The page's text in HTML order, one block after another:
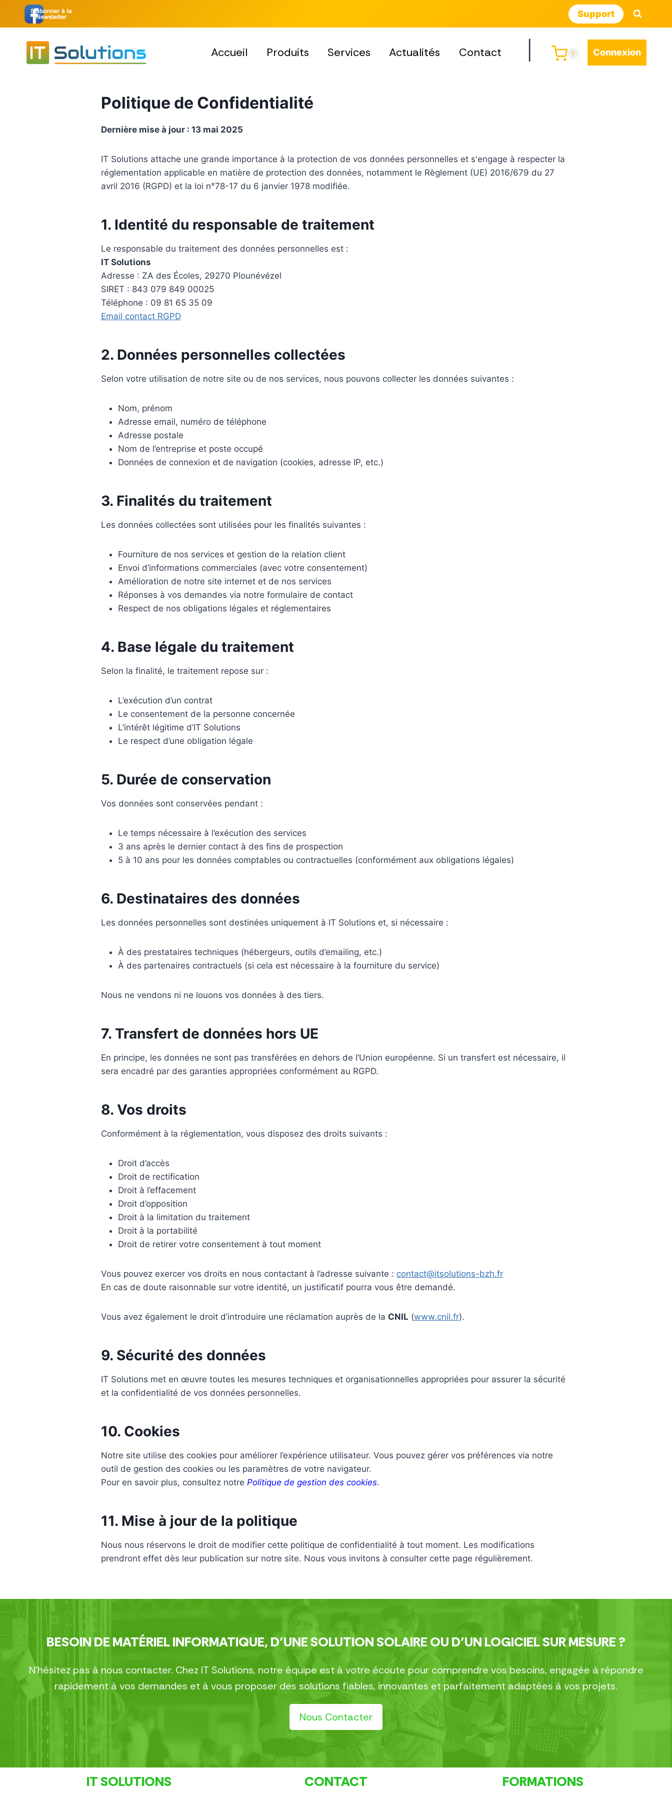
Support
Accueil Produits Services Actualités Contact 0 Connexion
Politique de Confidentialité
Dernière mise à jour : 13 mai 2025
IT Solutions attache une grande importance à la protection de vos données personnelles et s'engage à respecter la
réglementation applicable en matière de protection des données, notamment le Règlement (UE) 2016/679 du 27
avril 2016 (RGPD) et la loi n°78-17 du 6 janvier 1978 modifiée.
1. Identité du responsable de traitement
Le responsable du traitement des données personnelles est :
IT Solutions
Adresse : ZA des Écoles, 29270 Plounévézel
SIRET : 843 079 849 00025
Téléphone : 09 81 65 35 09
Email contact RGPD
2. Données personnelles collectées
Selon votre utilisation de notre site ou de nos services, nous pouvons collecter les données suivantes :
Nom, prénom
Adresse email, numéro de téléphone
Adresse postale
Nom de l’entreprise et poste occupé
Données de connexion et de navigation (cookies, adresse IP, etc.)
3. Finalités du traitement
Les données collectées sont utilisées pour les finalités suivantes :
Fourniture de nos services et gestion de la relation client
Envoi d’informations commerciales (avec votre consentement)
Amélioration de notre site internet et de nos services
Réponses à vos demandes via notre formulaire de contact
Respect de nos obligations légales et réglementaires
4. Base légale du traitement
Selon la finalité, le traitement repose sur :
L’exécution d’un contrat
Le consentement de la personne concernée
L’intérêt légitime d’IT Solutions
Le respect d’une obligation légale
5. Durée de conservation
Vos données sont conservées pendant :
Le temps nécessaire à l’exécution des services
3 ans après le dernier contact à des fins de prospection
5 à 10 ans pour les données comptables ou contractuelles (conformément aux obligations légales)
6. Destinataires des données
Les données personnelles sont destinées uniquement à IT Solutions et, si nécessaire :
À des prestataires techniques (hébergeurs, outils d’emailing, etc.)
À des partenaires contractuels (si cela est nécessaire à la fourniture du service)
Nous ne vendons ni ne louons vos données à des tiers.
7. Transfert de données hors UE
En principe, les données ne sont pas transférées en dehors de l’Union européenne. Si un transfert est nécessaire, il
sera encadré par des garanties appropriées conformément au RGPD.
8. Vos droits
Conformément à la réglementation, vous disposez des droits suivants :
Droit d’accès
Droit de rectification
Droit à l’effacement
Droit d’opposition
Droit à la limitation du traitement
Droit à la portabilité
Droit de retirer votre consentement à tout moment
Vous pouvez exercer vos droits en nous contactant à l’adresse suivante : contact@itsolutions-bzh.fr
En cas de doute raisonnable sur votre identité, un justificatif pourra vous être demandé.
Vous avez également le droit d’introduire une réclamation auprès de la CNIL (www.cnil.fr).
9. Sécurité des données
IT Solutions met en œuvre toutes les mesures techniques et organisationnelles appropriées pour assurer la sécurité
et la confidentialité de vos données personnelles.
10. Cookies
Notre site utilise des cookies pour améliorer l’expérience utilisateur. Vous pouvez gérer vos préférences via notre
outil de gestion des cookies ou les paramètres de votre navigateur.
Pour en savoir plus, consultez notre Politique de gestion des cookies.
11. Mise à jour de la politique
Nous nous réservons le droit de modifier cette politique de confidentialité à tout moment. Les modifications
prendront effet dès leur publication sur notre site. Nous vous invitons à consulter cette page régulièrement.
BESOIN DE MATÉRIEL INFORMATIQUE, D’UNE SOLUTION SOLAIRE OU D’UN LOGICIEL SUR MESURE ?
N’hésitez pas à nous contacter. Chez IT Solutions, notre équipe est à votre écoute pour comprendre vos besoins, engagée à répondre
rapidement à vos demandes et à vous proposer des solutions fiables, innovantes et parfaitement adaptées à vos projets.
Nous Contacter
IT SOLUTIONS CONTACT FORMATIONS